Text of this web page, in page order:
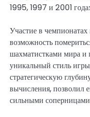
1995, 1997 и 2001
Участие в
возможность
шахматистками мира и
уникальный стиль
стратегическую
вычисления, позволил
сильными